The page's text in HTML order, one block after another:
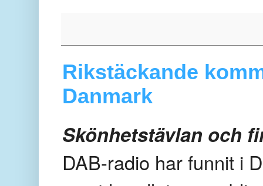
Rikstäckande
Danmark
Skönhetstävlan och
DAB-radio har funnit i